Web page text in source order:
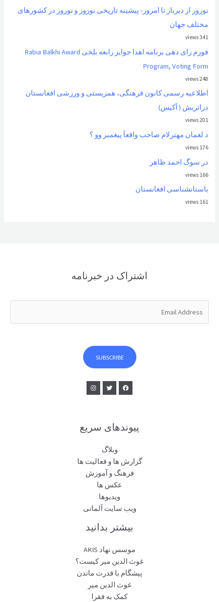
نوروز از ديرباز تا امروز- پیشینه تاریخی نوروز و نوروز در کشورهای
مختلف جهان
341 views
فورم رای دهی برنامه اهدا جوایز رابعه بلخی Rabia Balkhi Award
Program, Voting Form
248 views
اطلاعیه رسمی کانون فرهنگی، همزیستی و ورزشی افغانستان
دراتریش ( آکیس)
201 views
د لغمان مهترلام صاحب واقعآ پیغمبر وو ؟
176 views
در سوگ احمد ظاهر
166 views
باستانشناسی افغانستان
161 views
اشتراک در خبرنامه
SUBSCRIBE
پیوندهای سریع
وبلاگ
گزارش ها و فعالیت ها
فرهنگ و آموزش
عکس ها
ویدیوها
ویب سایت آلمانی
بیشتر بدانید
موسس نهاد AKIS
غوث الدین میر کیست؟
پیشگام با قدرت ماندن
غوث الدین میر
کمک به فقرا